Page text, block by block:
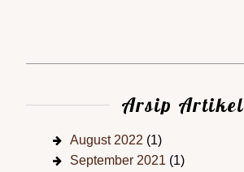
Arsip Artikel
August 2022 (1)
September 2021 (1)